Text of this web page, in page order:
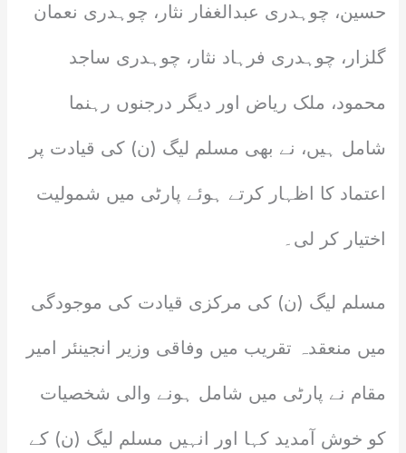
حسین، چوہدری عبدالغفار نثار، چوہدری نعمان
گلزار، چوہدری فرہاد نثار، چوہدری ساجد
محمود، ملک ریاض اور دیگر درجنوں رہنما
شامل ہیں، نے بھی مسلم لیگ (ن) کی قیادت پر
اعتماد کا اظہار کرتے ہوئے پارٹی میں شمولیت
اختیار کر لی۔
مسلم لیگ (ن) کی مرکزی قیادت کی موجودگی
میں منعقدہ تقریب میں وفاقی وزیر انجینئر امیر
مقام نے پارٹی میں شامل ہونے والی شخصیات
کو خوش آمدید کہا اور انہیں مسلم لیگ (ن) کے